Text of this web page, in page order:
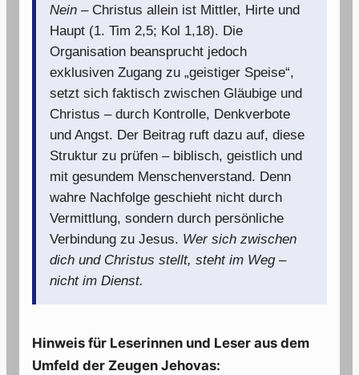
Nein– Christus allein ist Mittler, Hirte und
Haupt (1. Tim 2,5; Kol 1,18). Die
Organisation beansprucht jedoch
exklusiven Zugang zu „geistiger Speise“,
setzt sich faktisch zwischen Gläubige und
Christus – durch Kontrolle, Denkverbote
und Angst. Der Beitrag ruft dazu auf, diese
Struktur zu prüfen – biblisch, geistlich und
mit gesundem Menschenverstand. Denn
wahre Nachfolge geschieht nicht durch
Vermittlung, sondern durch persönliche
Verbindung zu Jesus. Wer sich zwischen
dich und Christus stellt, steht im Weg –
nicht im Dienst.
Hinweis für Leserinnen und Leser aus dem
Umfeld der Zeugen Jehovas: